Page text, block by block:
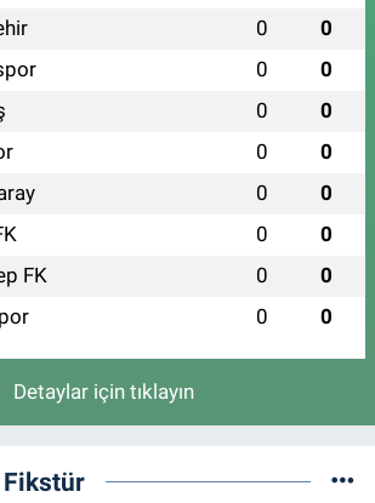
0 0
0 0
0 0
0 0
0 0
0 0
FK 0 0
0 0
Detaylar için tıklayın